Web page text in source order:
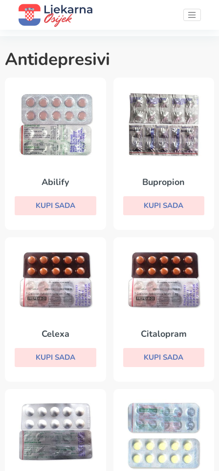
Antidepresivi
Abilify
KUPI SADA
Bupropion
KUPI SADA
Celexa
KUPI SADA
Citalopram
KUPI SADA